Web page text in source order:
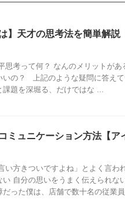
】天才の思考法を簡単解説
思考って何？ なんのメリットがあ
いの？ 上記のような疑問に答え
題を深堀る、だけではな ...
ミュニケーション方法【ア
い方きついですよね」とよく言わ
い 自分の思いをうまく伝えられ
った僕は、店舗で数十名の従業員